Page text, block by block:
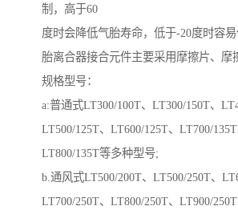
制，高于60
度时会降低气胎寿命，低于-20度时容
胎离合器接合元件主要采用摩擦片、摩
规格型号：
a:普通式LT300/100T、LT300/150T、
LT500/125T、LT600/125T、LT700/135T
LT800/135T等多种型号;
b.通风式LT500/200T、LT500/250T、
LT700/250T、LT800/250T、LT900/250T